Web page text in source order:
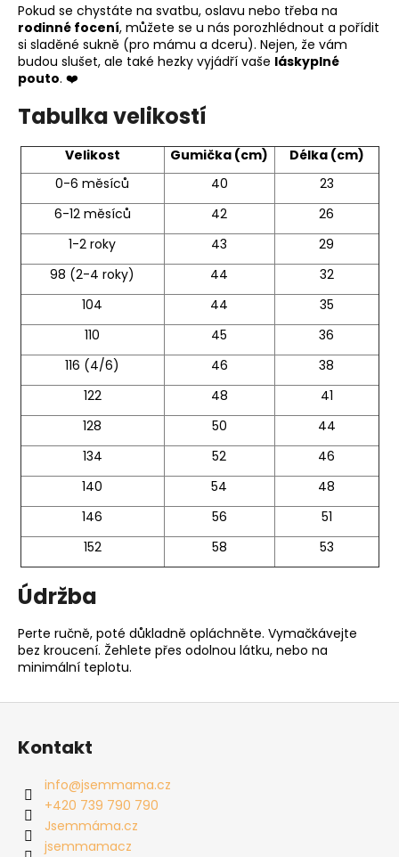
Pokud se chystáte na svatbu, oslavu nebo třeba na
rodinné focení, můžete se u nás porozhlédnout a pořídit
si sladěné sukně (pro mámu a dceru). Nejen, že vám
budou slušet, ale také hezky vyjádří vaše láskyplné
pouto. ❤️
Tabulka velikostí
Velikost Gumička (cm)
Délka (cm)
0-6 měsíců
40
23
6-12 měsíců
42
26
1-2 roky
43
29
98 (2-4 roky)
44
32
104
44
35
110
45
36
116 (4/6)
46
38
122
48
41
128
50
44
134
52
46
140
54
48
146
56
51
152
58 53
Údržba
Perte ručně, poté důkladně opláchněte. Vymačkávejte
bez kroucení. Žehlete přes odolnou látku, nebo na
minimální teplotu.
Kontakt
info@jsemmama.cz
+420 739 790 790
Jsemmáma.cz
jsemmamacz